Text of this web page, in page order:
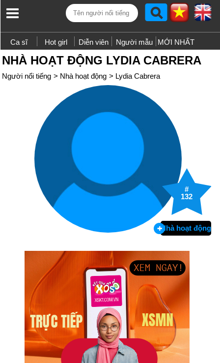
Ca sĩ Hot girl Diễn viên Người mẫu MỚI NHẤT
NHÀ HOẠT ĐỘNG LYDIA CABRERA
Người nổi tiếng > Nhà hoạt động > Lydia Cabrera
#
132
Nhà hoạt động